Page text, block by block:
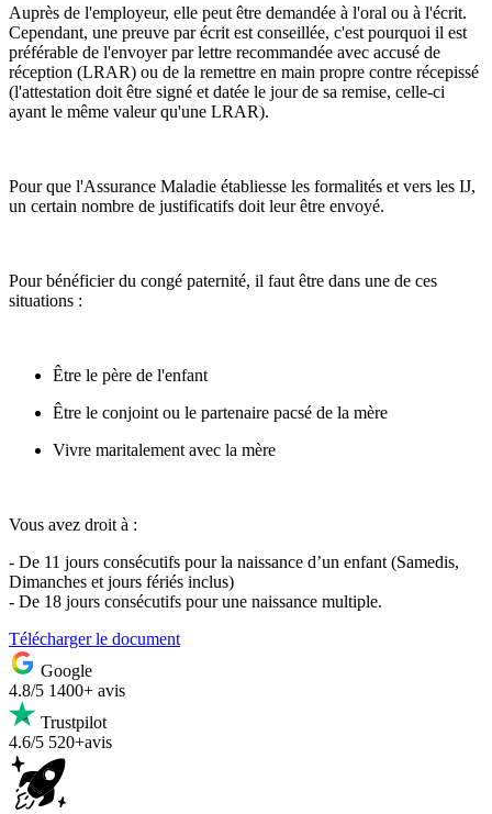
Auprès de l'employeur, elle peut être demandée à l'oral ou à l'écrit.
Cependant, une preuve par écrit est conseillée, c'est pourquoi il est
préférable de l'envoyer par lettre recommandée avec accusé de
réception (LRAR) ou de la remettre en main propre contre récepissé
(l'attestation doit être signé et datée le jour de sa remise, celle-ci
ayant le même valeur qu'une LRAR).
Pour que l'Assurance Maladie établiesse les formalités et vers les IJ,
un certain nombre de justificatifs doit leur être envoyé.
Pour bénéficier du congé paternité, il faut être dans une de ces
situations :
Être le père de l'enfant
Être le conjoint ou le partenaire pacsé de la mère
Vivre maritalement avec la mère
Vous avez droit à :
- De 11 jours consécutifs pour la naissance d’un enfant (Samedis,
Dimanches et jours fériés inclus)
- De 18 jours consécutifs pour une naissance multiple.
Télécharger le document
Google
4.8/5 1400+ avis
Trustpilot
4.6/5 520+avis